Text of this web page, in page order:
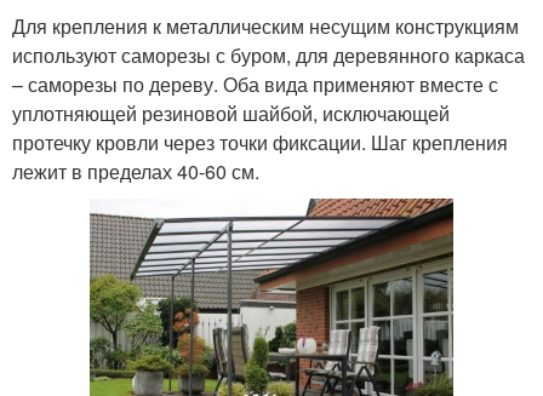
Для крепления к металлическим несущим конструкциям
используют саморезы с буром, для деревянного каркаса
– саморезы по дереву. Оба вида применяют вместе с
уплотняющей резиновой шайбой, исключающей
протечку кровли через точки фиксации. Шаг крепления
лежит в пределах 40-60 см.